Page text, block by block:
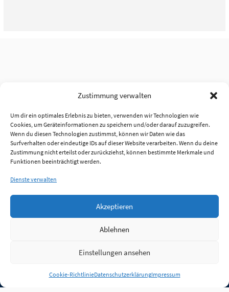
Zustimmung verwalten
Um dir ein optimales Erlebnis zu bieten, verwenden wir Technologien wie
Cookies, um Geräteinformationen zu speichern und/oder darauf zuzugreifen.
Wenn du diesen Technologien zustimmst, können wir Daten wie das
Surfverhalten oder eindeutige IDs auf dieser Website verarbeiten. Wenn du deine
Zustimmung nicht erteilst oder zurückziehst, können bestimmte Merkmale und
Funktionen beeinträchtigt werden.
Dienste verwalten
Akzeptieren
Ablehnen
Einstellungen ansehen
Cookie-RichtlinieDatenschutzerklärungImpressum
Anmelden
Jobs Partner FAQ Quellen